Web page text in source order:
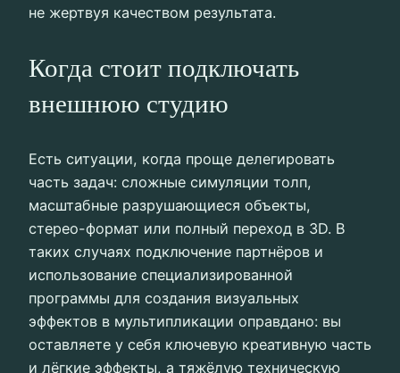
не жертвуя качеством результата.
Когда стоит подключать
внешнюю студию
Есть ситуации, когда проще делегировать
часть задач: сложные симуляции толп,
масштабные разрушающиеся объекты,
стерео-формат или полный переход в 3D. В
таких случаях подключение партнёров и
использование специализированной
программы для создания визуальных
эффектов в мультипликации оправдано: вы
оставляете у себя ключевую креативную часть
и лёгкие эффекты, а тяжёлую техническую